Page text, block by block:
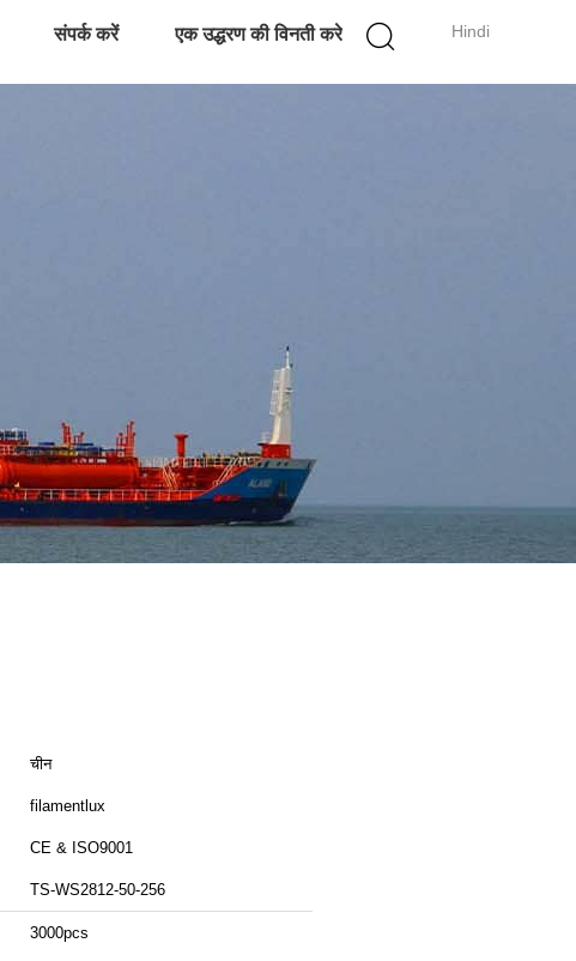
Hindi
संपर्क करें एक उद्धरण की विनती करे
चीन
filamentlux
CE & ISO9001
TS-WS2812-50-256
3000pcs